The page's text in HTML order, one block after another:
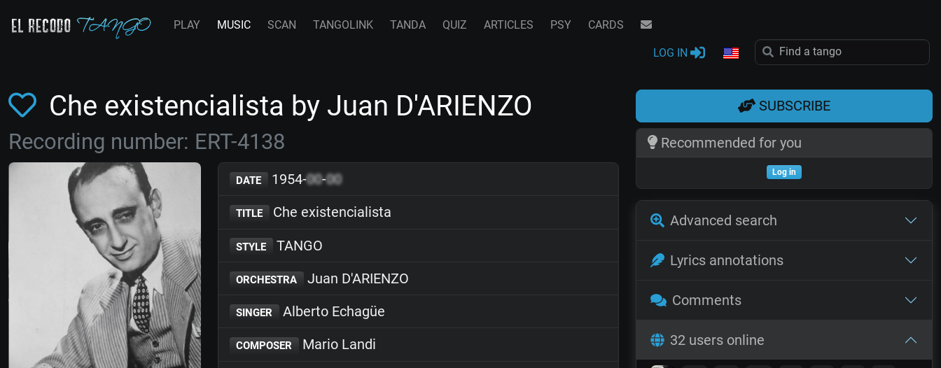
PLAY MUSIC SCAN TANGOLINK TANDA QUIZ ARTICLES PSY CARDS
LOG IN
Che existencialista by Juan D'ARIENZO
Recording number: ERT-4138
DATE 1954-00-00
TITLE Che existencialista
STYLE TANGO
ORCHESTRA Juan D'ARIENZO
SINGER Alberto Echagüe
COMPOSER Mario Landi
SUBSCRIBE
Recommended for you
Log in
Advanced search
Lyrics annotations
Comments
32 users online